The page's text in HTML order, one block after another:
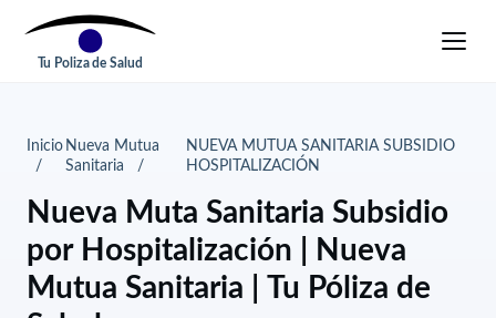
Tu Poliza de Salud
Inicio Nueva Mutua
Sanitaria
NUEVA MUTUA SANITARIA SUBSIDIO
HOSPITALIZACIÓN
Nueva Muta Sanitaria Subsidio
por Hospitalización | Nueva
Mutua Sanitaria | Tu Póliza de